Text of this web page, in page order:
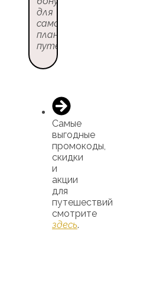
для
самостоятельного
планирования
путешествий
Самые
выгодные
промокоды,
скидки
и
акции
для
путешествий
смотрите
здесь.